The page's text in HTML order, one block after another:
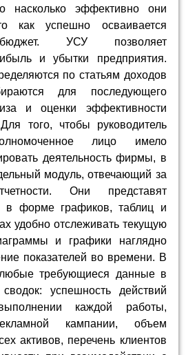
насколько эффективно они
как успешно осваивается
УСУ позволяет
и убытки предприятия.
по статьям доходов
для последующего
и оценки эффективности
того, чтобы руководитель
лицо имело
деятельность фирмы, в
модуль, отвечающий за
Они представят
в форме графиков, таблиц и
удобно отслеживать текущую
и графики наглядно
показателей во времени. В
требующиеся данные в
успешность действий
каждой работы,
кампании, объем
активов, перечень клиентов